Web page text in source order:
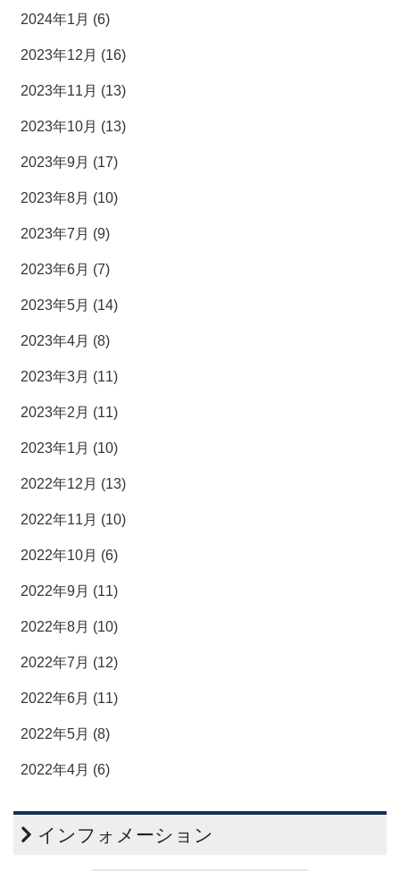
2024年1月 (6)
2023年12月 (16)
2023年11月 (13)
2023年10月 (13)
2023年9月 (17)
2023年8月 (10)
2023年7月 (9)
2023年6月 (7)
2023年5月 (14)
2023年4月 (8)
2023年3月 (11)
2023年2月 (11)
2023年1月 (10)
2022年12月 (13)
2022年11月 (10)
2022年10月 (6)
2022年9月 (11)
2022年8月 (10)
2022年7月 (12)
2022年6月 (11)
2022年5月 (8)
2022年4月 (6)
インフォメーション